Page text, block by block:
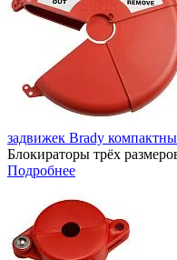
задвижек Brady
Блокираторы трёх
Подробнее